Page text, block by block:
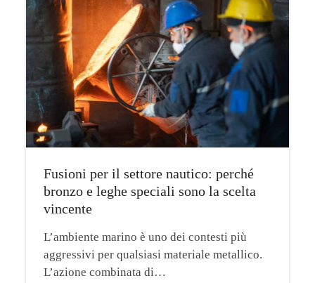
Fusioni per il settore nautico: perché
bronzo e leghe speciali sono la scelta
vincente
L’ambiente marino è uno dei contesti più
aggressivi per qualsiasi materiale metallico.
L’azione combinata di…